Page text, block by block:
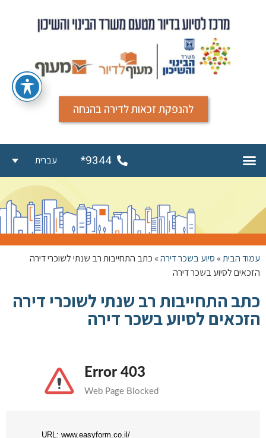
להנפקת זכאות לדירה בהנחה
9344* עברית
עמוד הבית» סיוע בשכר דירה» כתב התחייבות רב שנתי לשוכרי דירה
הזכאים לסיוע בשכר דירה
כתב התחייבות רב שנתי לשוכרי דירה
הזכאים לסיוע בשכר דירה